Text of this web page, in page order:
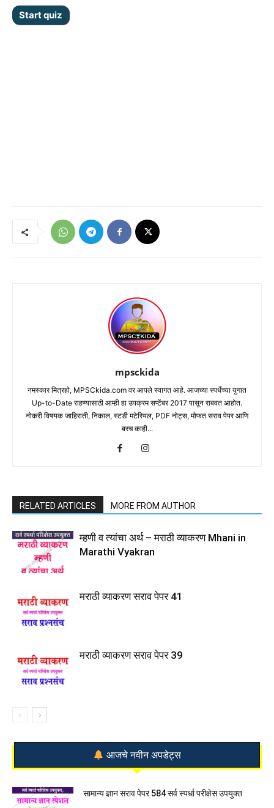
mpsckida
नमस्कार मित्रहो, MPSCkida.com वर आपले स्वागत आहे. आजच्या स्पर्धेच्या युगात
Up-to-Date राहण्यासाठी आम्ही हा उपक्रम सप्टेंबर 2017 पासून राबवत आहोत.
नोकरी विषयक जाहिराती, निकाल, स्टडी मटेरियल, PDF नोट्स, मोफत सराव पेपर आणि
बरच काही...
RELATED ARTICLES MORE FROM AUTHOR
म्हणी व त्यांचा अर्थ – मराठी व्याकरण Mhani in
Marathi Vyakran
मराठी व्याकरण सराव पेपर 41
मराठी व्याकरण सराव पेपर 39
आजचे नवीन अपडेट्स
सामान्य ज्ञान सराव पेपर 584 सर्व स्पर्धा परीक्षेस उपयुक्त